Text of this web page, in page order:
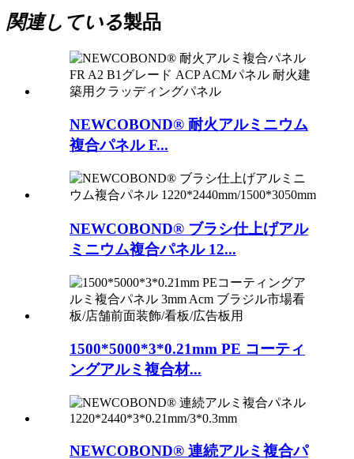
関連している製品
NEWCOBOND® 耐火アルミニウム
複合パネル F...
NEWCOBOND® ブラシ仕上げアル
ミニウム複合パネル 12...
1500*5000*3*0.21mm PE コーティ
ングアルミ複合材...
NEWCOBOND® 連続アルミ複合パ